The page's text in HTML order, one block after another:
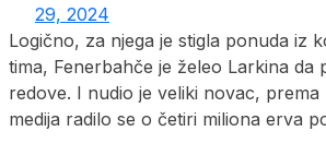
29, 2024
Logično, za njega je stigla ponuda iz
tima, Fenerbahče je želeo Larkina da
redove. I nudio je veliki novac,
medija radilo se o četiri miliona erva